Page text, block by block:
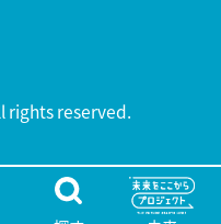
rights reserved.